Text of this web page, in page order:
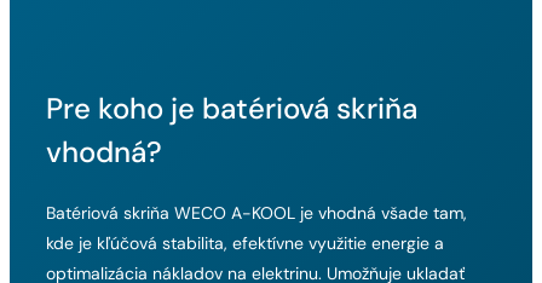
Pre koho je batériová skriňa
vhodná?
Batériová skriňa WECO A-KOOL je vhodná všade tam,
kde je kľúčová stabilita, efektívne využitie energie a
optimalizácia nákladov na elektrinu. Umožňuje ukladať